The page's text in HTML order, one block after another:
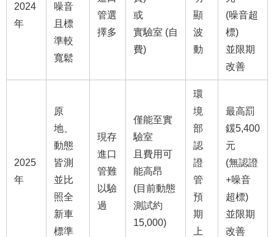
2024
年
噪音
且標
準較
寬鬆
管選
擇多
或
實驗室 (自
費)
顯
波
動
(噪音超
標)
並限期
改善
2025
年
原
地、
動態
皆測
並比
照全
新車
標準
現存
進口
管難
以驗
過
僅能至實
驗室
且費用可
能高昂
(目前動態
測試約
15,000)
環
境
部
認
證
管
預
期
上
最高罰
鍰5,400
元
(無認證
+噪音
超標)
並限期
改善